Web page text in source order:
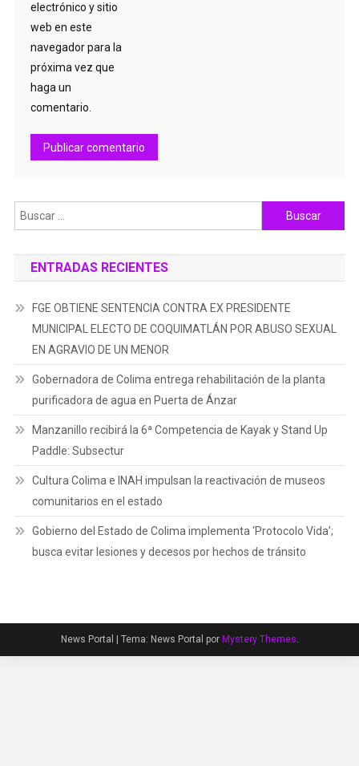
electrónico y sitio
web en este
navegador para la
próxima vez que
haga un
comentario.
Buscar:
ENTRADAS RECIENTES
FGE OBTIENE SENTENCIA CONTRA EX PRESIDENTE
MUNICIPAL ELECTO DE COQUIMATLÁN POR ABUSO SEXUAL
EN AGRAVIO DE UN MENOR
Gobernadora de Colima entrega rehabilitación de la planta
purificadora de agua en Puerta de Ánzar
Manzanillo recibirá la 6ª Competencia de Kayak y Stand Up
Paddle: Subsectur
Cultura Colima e INAH impulsan la reactivación de museos
comunitarios en el estado
Gobierno del Estado de Colima implementa ‘Protocolo Vida’;
busca evitar lesiones y decesos por hechos de tránsito
News Portal Tema: News Portal por Mystery Themes.